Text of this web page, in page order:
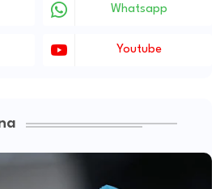
Whatsapp
Youtube